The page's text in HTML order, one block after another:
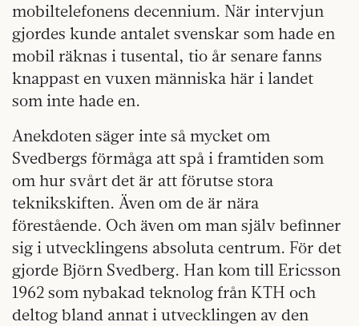
mobiltelefonens decennium. När intervjun
gjordes kunde antalet svenskar som hade en
mobil räknas i tusental, tio år senare fanns
knappast en vuxen människa här i landet
som inte hade en.
Anekdoten säger inte så mycket om
Svedbergs förmåga att spå i framtiden som
om hur svårt det är att förutse stora
teknikskiften. Även om de är nära
förestående. Och även om man själv befinner
sig i utvecklingens absoluta centrum. För det
gjorde Björn Svedberg. Han kom till Ericsson
1962 som nybakad teknolog från KTH och
deltog bland annat i utvecklingen av den